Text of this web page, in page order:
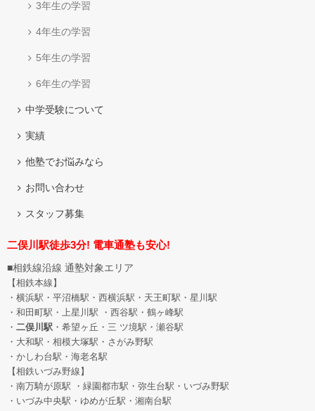
3年生の学習
4年生の学習
5年生の学習
6年生の学習
中学受験について
実績
他塾でお悩みなら
お問い合わせ
スタッフ募集
二俣川駅徒歩3分! 電車通塾も安心!
■相鉄線沿線 通塾対象エリア
【相鉄本線】
・横浜駅・平沼橋駅・西横浜駅・天王町駅・星川駅
・和田町駅 ・上星川駅 ・西谷駅・鶴ヶ峰駅
・ 二俣川駅 ・希望ヶ丘 ・三 ツ境駅・瀬谷駅
・大和駅・相模大塚駅・さがみ野駅
・かしわ台駅・海老名駅
【相鉄いづみ野線】
・南万騎が原駅 ・緑園都市駅・弥生台駅・いづみ野駅
・いづみ中央駅・ゆめが丘駅・湘南台駅